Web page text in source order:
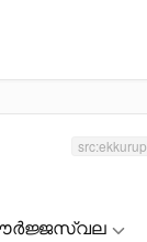
src:ekkurup
ഊർജ്ജസ്വല